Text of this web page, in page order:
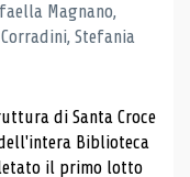
Magnano,
Stefania
di Santa Croce
Biblioteca
il primo lotto